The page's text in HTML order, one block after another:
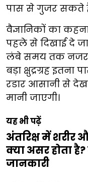
पास से गुजर सकते
वैज्ञानिकों का
पहले से दिखाई दे
लंबे समय तक नजर
बड़ा क्षुद्रग्रह
रडार आसानी से
मानी जाएगी।
यह भी पढ़ें
अंतरिक्ष में शरीर
क्या असर होता है?
जानकारी